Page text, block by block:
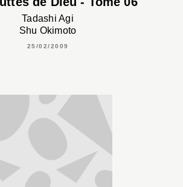
Tadashi Agi
Shu Okimoto
25/02/2009